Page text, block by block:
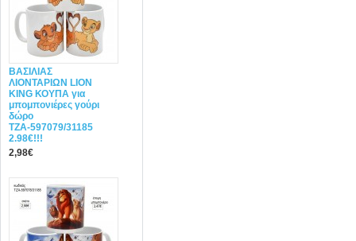
ΒΑΣΙΛΙΑΣ
ΛΙΟΝΤΑΡΙΩΝ LION
KING ΚΟΥΠΑ για
μπομπονιέρες γούρι
δώρο
ΤΖΑ-597079/31185
2.98€!!!
2,98€